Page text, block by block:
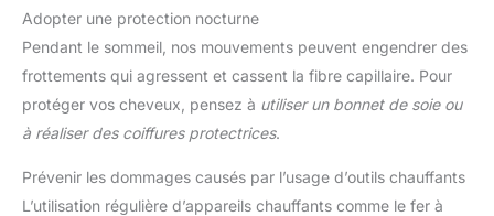
Adopter une protection nocturne
Pendant le sommeil, nos mouvements peuvent engendrer des
frottements qui agressent et cassent la fibre capillaire. Pour
protéger vos cheveux, pensez à utiliser un bonnet de soie ou
à réaliser des coiffures protectrices.
Prévenir les dommages causés par l’usage d’outils chauffants
L’utilisation régulière d’appareils chauffants comme le fer à